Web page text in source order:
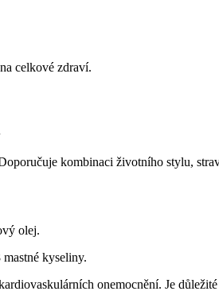
celkové zdraví.
kombinaci životního stylu,
olej.
kyseliny.
onemocnění. Je